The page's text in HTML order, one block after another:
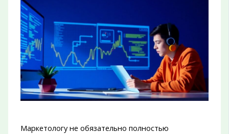
Маркетологу не обязательно полностью